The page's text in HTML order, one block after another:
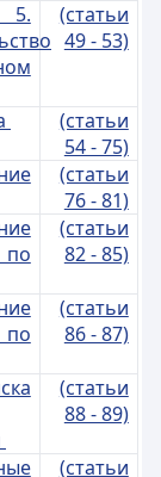
(статьи
49 - 53)
(статьи
54 - 75)
(статьи
76 - 81)
по
(статьи
82 - 85)
по
(статьи
86 - 87)
(статьи
88 - 89)
(статьи